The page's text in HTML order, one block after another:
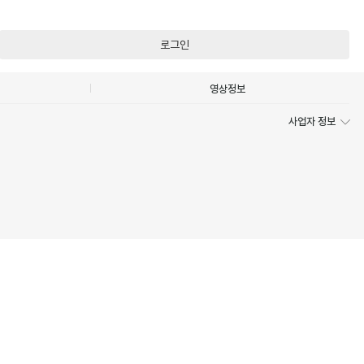
로그인
영상정보
사업자 정보